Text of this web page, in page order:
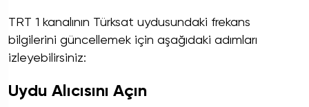
TRT 1 kanalının Türksat uydusundaki frekans
bilgilerini güncellemek için aşağıdaki adımları
izleyebilirsiniz:
Uydu Alıcısını Açın